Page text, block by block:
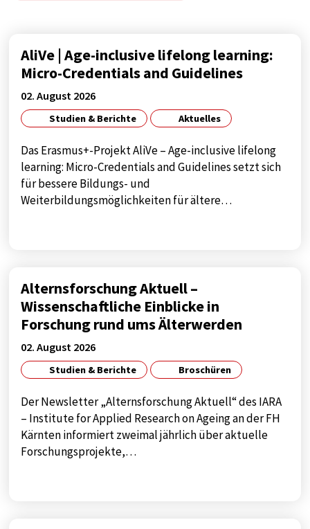
AliVe | Age-inclusive lifelong learning:
Micro-Credentials and Guidelines
02. August 2026
Studien & Berichte Aktuelles
Das Erasmus+-Projekt AliVe – Age-inclusive lifelong
learning: Micro-Credentials and Guidelines setzt sich
für bessere Bildungs- und
Weiterbildungsmöglichkeiten für ältere…
Alternsforschung Aktuell –
Wissenschaftliche Einblicke in
Forschung rund ums Älterwerden
02. August 2026
Studien & Berichte Broschüren
Der Newsletter „Alternsforschung Aktuell“ des IARA
– Institute for Applied Research on Ageing an der FH
Kärnten informiert zweimal jährlich über aktuelle
Forschungsprojekte,…
Cookie Laufzeit:
1 year
STATISTIK
Statistik Cookies sammeln anonyme
Informationen über das Nutzerverhalten. Diese
Informationen helfen uns, das Verhalten unserer
Nutzer auf unserer Webseite besser zu
verstehen.
google_tagmanager
Anbieter:
Google
Zweck:
tag manager
Cookie Laufzeit:
1 year